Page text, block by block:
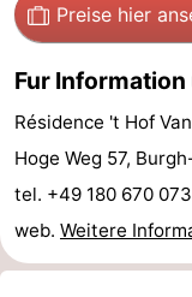
Minigolfplätze
Wellness-
Zentren
Dörfer
&
Städte
Natur
Führungen
Sport
Preise hier
Fur
Résidence 't Hof
Hoge Weg 57,
tel. +49 180 670
web. Weitere